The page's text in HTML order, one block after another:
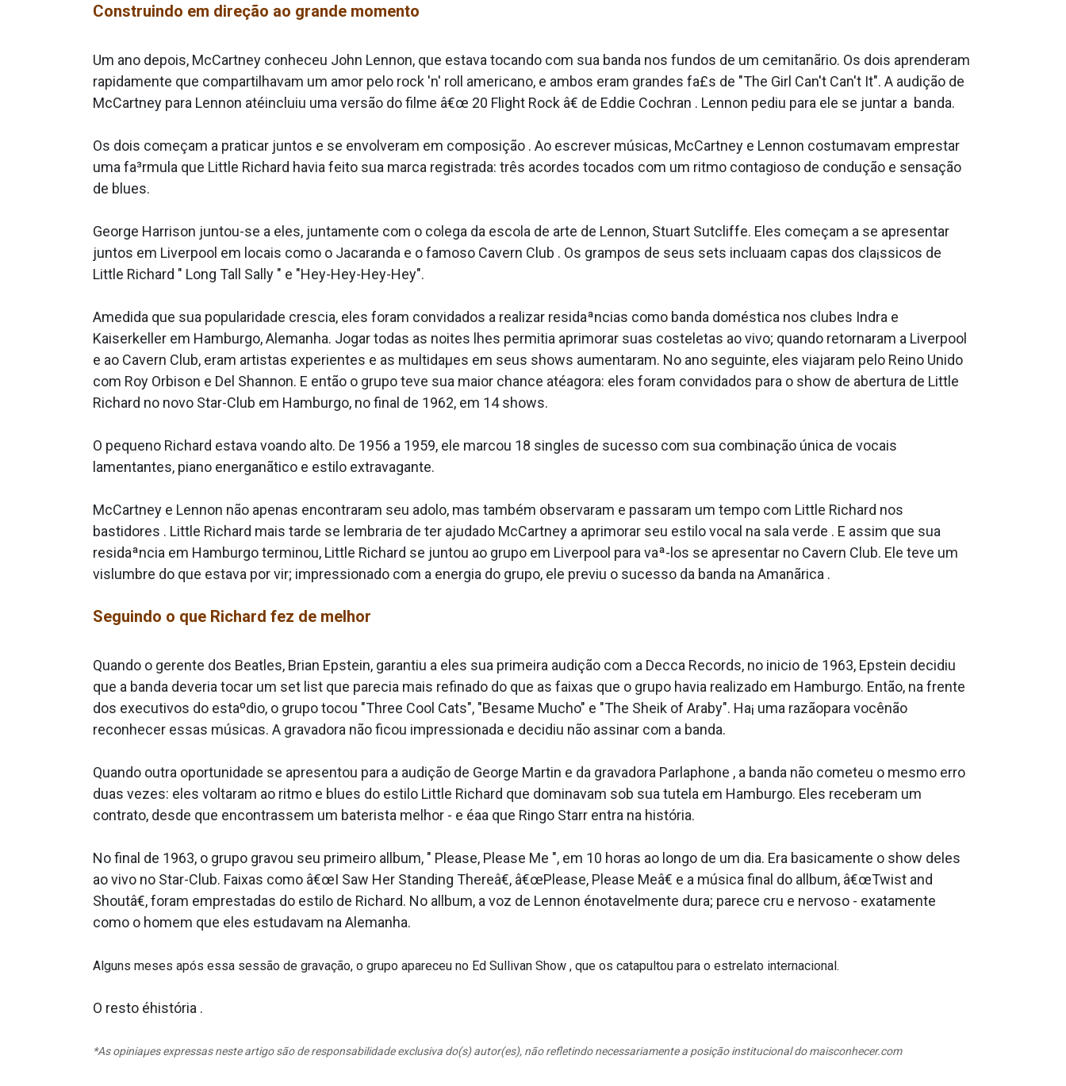
Construindo em direção ao grande momento
Um ano depois, McCartney conheceu John Lennon, que estava tocando com sua banda nos fundos de um cemitanãrio. Os dois aprenderam
rapidamente que compartilhavam um amor pelo rock 'n' roll americano, e ambos eram grandes fa£s de "The Girl Can't Can't It". A audição de
McCartney para Lennon atéincluiu uma versão do filme â€œ 20 Flight Rock â€ de Eddie Cochran . Lennon pediu para ele se juntar a banda.
Os dois começam a praticar juntos e se envolveram em composição . Ao escrever músicas, McCartney e Lennon costumavam emprestar
uma fa³rmula que Little Richard havia feito sua marca registrada: três acordes tocados com um ritmo contagioso de condução e sensação
de blues.
George Harrison juntou-se a eles, juntamente com o colega da escola de arte de Lennon, Stuart Sutcliffe. Eles começam a se apresentar
juntos em Liverpool em locais como o Jacaranda e o famoso Cavern Club . Os grampos de seus sets inclua­am capas dos cla¡ssicos de
Little Richard " Long Tall Sally " e "Hey-Hey-Hey-Hey".
Amedida que sua popularidade crescia, eles foram convidados a realizar residaªncias como banda doméstica nos clubes Indra e
Kaiserkeller em Hamburgo, Alemanha. Jogar todas as noites lhes permitia aprimorar suas costeletas ao vivo; quando retornaram a Liverpool
e ao Cavern Club, eram artistas experientes e as multidaµes em seus shows aumentaram. No ano seguinte, eles viajaram pelo Reino Unido
com Roy Orbison e Del Shannon. E então o grupo teve sua maior chance atéagora: eles foram convidados para o show de abertura de Little
Richard no novo Star-Club em Hamburgo, no final de 1962, em 14 shows.
O pequeno Richard estava voando alto. De 1956 a 1959, ele marcou 18 singles de sucesso com sua combinação única de vocais
lamentantes, piano energanãtico e estilo extravagante.
McCartney e Lennon não apenas encontraram seu a­dolo, mas também observaram e passaram um tempo com Little Richard nos
bastidores . Little Richard mais tarde se lembraria de ter ajudado McCartney a aprimorar seu estilo vocal na sala verde . E assim que sua
residaªncia em Hamburgo terminou, Little Richard se juntou ao grupo em Liverpool para vaª-los se apresentar no Cavern Club. Ele teve um
vislumbre do que estava por vir; impressionado com a energia do grupo, ele previu o sucesso da banda na Amanãrica .
Seguindo o que Richard fez de melhor
Quando o gerente dos Beatles, Brian Epstein, garantiu a eles sua primeira audição com a Decca Records, no ini­cio de 1963, Epstein decidiu
que a banda deveria tocar um set list que parecia mais refinado do que as faixas que o grupo havia realizado em Hamburgo. Então, na frente
dos executivos do estaºdio, o grupo tocou "Three Cool Cats", "Besame Mucho" e "The Sheik of Araby". Ha¡ uma razãopara vocênão
reconhecer essas músicas. A gravadora não ficou impressionada e decidiu não assinar com a banda.
Quando outra oportunidade se apresentou para a audição de George Martin e da gravadora Parlaphone , a banda não cometeu o mesmo erro
duas vezes: eles voltaram ao ritmo e blues do estilo Little Richard que dominavam sob sua tutela em Hamburgo. Eles receberam um
contrato, desde que encontrassem um baterista melhor - e éaa­ que Ringo Starr entra na história.
No final de 1963, o grupo gravou seu primeiro allbum, " Please, Please Me ", em 10 horas ao longo de um dia. Era basicamente o show deles
ao vivo no Star-Club. Faixas como â€œI Saw Her Standing Thereâ€, â€œPlease, Please Meâ€ e a música final do allbum, â€œTwist and
Shoutâ€, foram emprestadas do estilo de Richard. No allbum, a voz de Lennon énotavelmente dura; parece cru e nervoso - exatamente
como o homem que eles estudavam na Alemanha.
Alguns meses após essa sessão de gravação, o grupo apareceu no Ed Sullivan Show , que os catapultou para o estrelato internacional.
O resto éhistória .
*As opiniaµes expressas neste artigo são de responsabilidade exclusiva do(s) autor(es), não refletindo necessariamente a posição institucional do maisconhecer.com